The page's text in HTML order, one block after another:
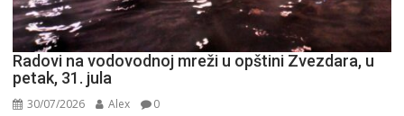
Radovi na vodovodnoj mreži u opštini Zvezdara, u
petak, 31. jula
30/07/2026 Alex 0